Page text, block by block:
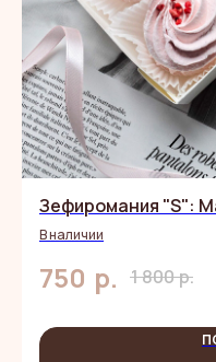
Зефиромания "S":
В наличии
750 р. 1 800р.